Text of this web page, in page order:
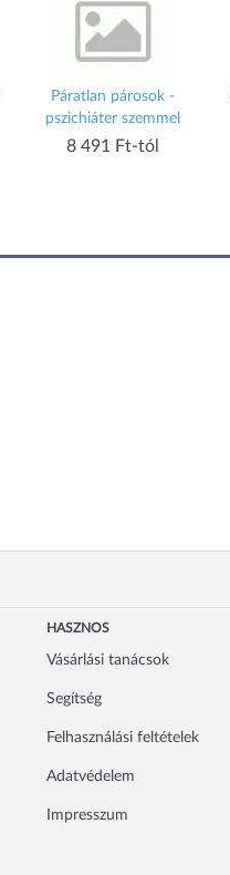
Páratlan párosok -
pszichiáter szemmel
8 491 Ft-tól
HASZNOS
Vásárlási tanácsok
Segítség
Felhasználási feltételek
Adatvédelem
Impresszum